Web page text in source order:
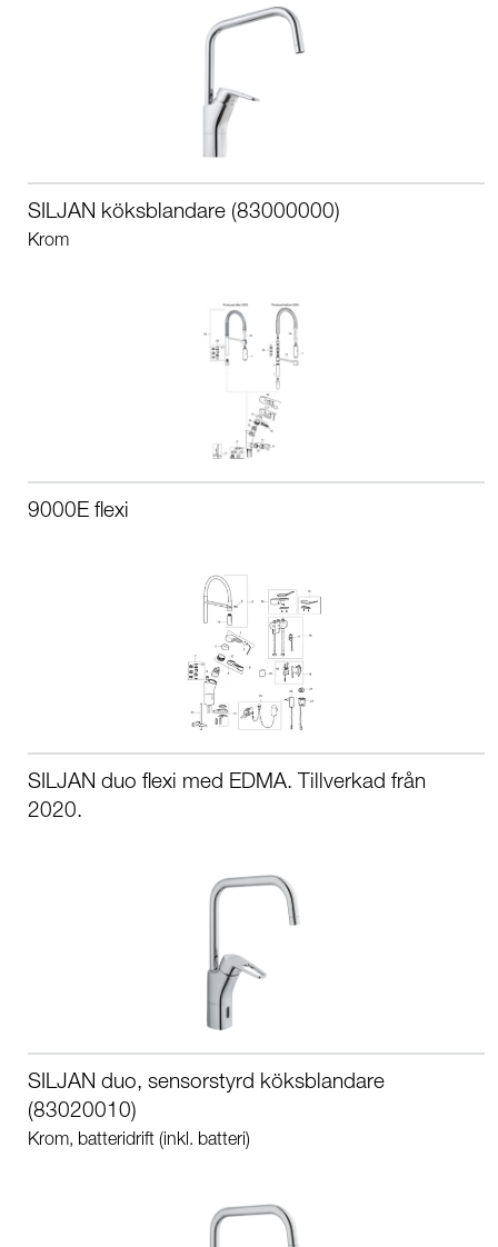
SILJAN köksblandare (83000000)
Krom
9000E flexi
SILJAN duo flexi med EDMA. Tillverkad från
2020.
SILJAN duo, sensorstyrd köksblandare
(83020010)
Krom, batteridrift (inkl. batteri)